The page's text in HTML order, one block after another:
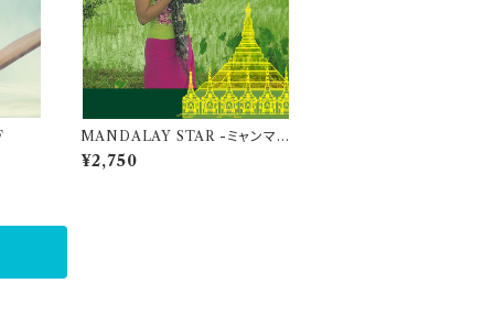
MANDALAY STAR -ミャンマー
民族音楽の旅で見つけた黄金郷-
/ ポウンニェッピュー
¥2,750